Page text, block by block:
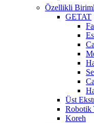
Özellikli
GETAT
Üst
Robotik
Koreh